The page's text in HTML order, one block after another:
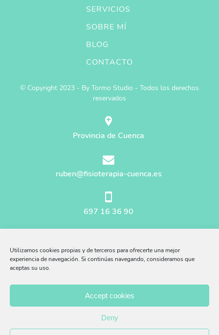
Utilizamos cookies propias y de terceros para ofrecerte una mejor
experiencia de navegación. Si continúas navegando, consideramos que
aceptas su uso.
Accept cookies
Deny
SERVICIOS
SOBRE MÍ
BLOG
CONTACTO
© Copyright 2023 - By Tormo Studio - Todos los derechos
reservados
Provincia de Cuenca
ruben@fisioterapia-cuenca.es
697 16 36 90
Aviso Legal
Política Privacidad
Política Cookies